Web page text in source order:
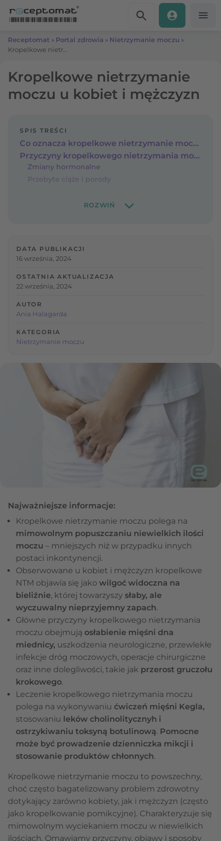
Receptomat » Portal zdrowia » Nietrzymanie moczu »
Kropelkowe nietrzymanie
moczu u kobiet i mężczyzn
SPIS TREŚCI
Co oznacza kropelkowe nietrzymanie moczu?
Przyczyny kropelkowego nietrzymania moczu
Zmiany hormonalne
Przebyte ciąże i porody
DATA PUBLIKACJI
16 września, 2024
OSTATNIA AKTUALIZACJA
22 września, 2024
AUTOR
Ania Halagarda
KATEGORIA
Nietrzymanie moczu
Najważniejsze informacje:
Kropelkowe nietrzymanie moczu polega na
mimowolnym popuszczaniu niewielkich ilości
moczu – mniejszych niż w przypadku innych
postaci inkontynencji.
Obserwowane u kobiet i mężczyzn kropelkowe
NTM objawia się jako wilgoć widoczna na
bieliźnie, której towarzyszy słaby, ale
wyczuwalny nieprzyjemny zapach.
Główne przyczyny kropelkowego nietrzymania
moczu obejmują osłabienie mięśni dna
miednicy, uszkodzenia neurologiczne, przewlekłe
infekcje dróg moczowych, operacje chirurgiczne
oraz inne dolegliwości, takie jak przerost gruczołu
krokowego.
Leczenie kropelkowego nietrzymania moczu
polega na wykonywaniu ćwiczeń mięśni Kegla,
stosowaniu leków cholinolitycznyh i
ostrzykiwaniu toksyną botulinową. Pomocne
może być prowadzenie dzienniczka mikcji i
stosowanie produktów chłonnych.
Kropelkowe nietrzymanie moczu to powszechny,
choć często bagatelizowany problem zdrowotny
dotykający zarówno kobiety, jak i mężczyzn (często
jako kropelkowanie pomikcyjne). Charakteryzuje się
mimowolnym wyciekaniem moczu w niewielkich
ilościach. Omawiamy przyczyny, objawy i sposoby